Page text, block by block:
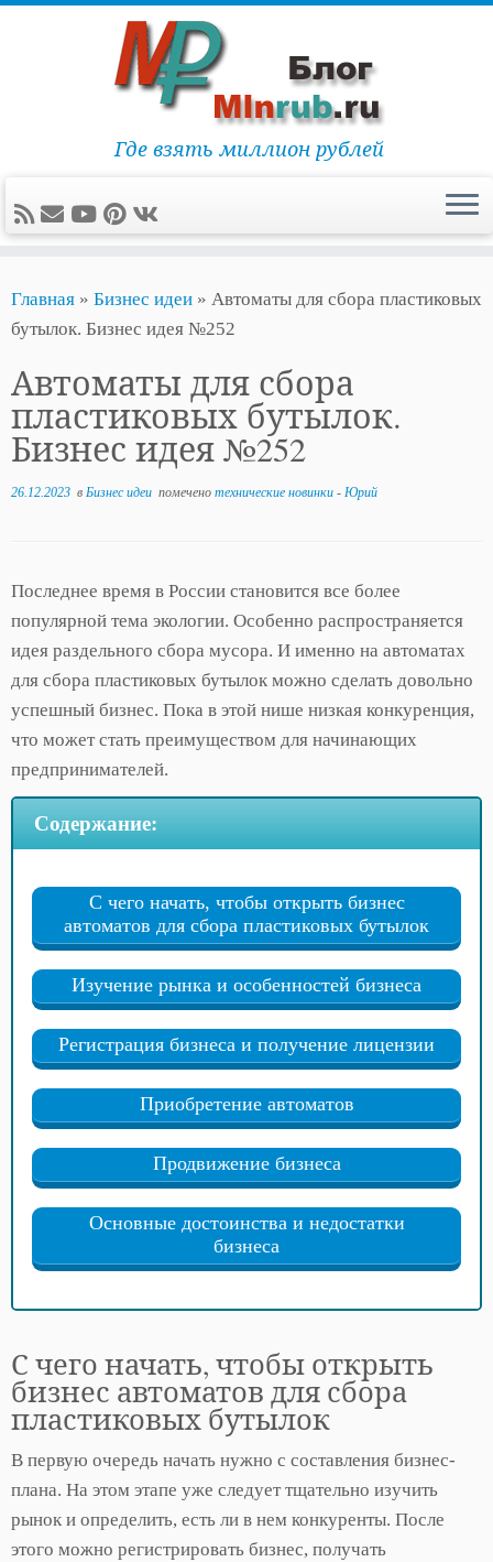
содержимому
Где взять миллион рублей
Главная » Бизнес идеи » Автоматы для сбора пластиковых
бутылок. Бизнес идея №252
Автоматы для сбора
пластиковых бутылок.
Бизнес идея №252
26.12.2023 в Бизнес идеи помечено технические новинки - Юрий
Последнее время в России становится все более
популярной тема экологии. Особенно распространяется
идея раздельного сбора мусора. И именно на автоматах
для сбора пластиковых бутылок можно сделать довольно
успешный бизнес. Пока в этой нише низкая конкуренция,
что может стать преимуществом для начинающих
предпринимателей.
Содержание:
С чего начать, чтобы открыть бизнес
автоматов для сбора пластиковых бутылок
Изучение рынка и особенностей бизнеса
Регистрация бизнеса и получение лицензии
Приобретение автоматов
Продвижение бизнеса
Основные достоинства и недостатки
бизнеса
С чего начать, чтобы открыть
бизнес автоматов для сбора
пластиковых бутылок
В первую очередь начать нужно с составления бизнес-
плана. На этом этапе уже следует тщательно изучить
рынок и определить, есть ли в нем конкуренты. После
этого можно регистрировать бизнес, получать